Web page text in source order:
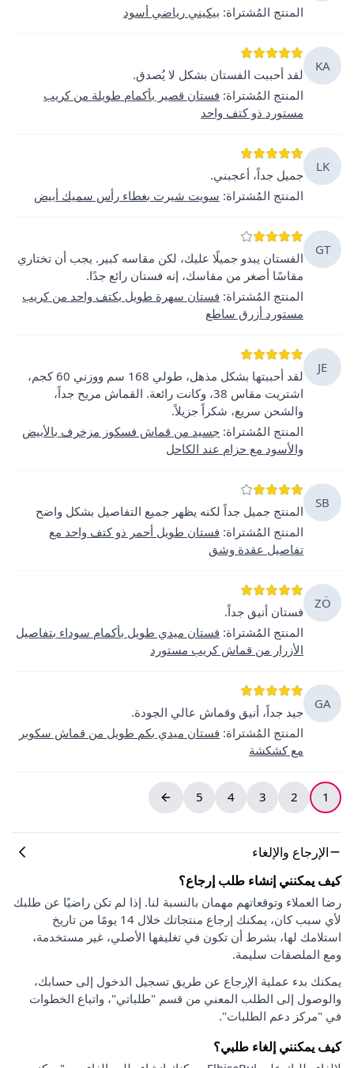
المنتج المُشتراة: بيكيني رياضي أسود
KA
لقد أحببت الفستان بشكل لا يُصدق.
المنتج المُشتراة: فستان قصير بأكمام طويلة من كريب
مستورد ذو كتف واحد
LK
جميل جداً، أعجبني.
المنتج المُشتراة: سويت شيرت بغطاء رأس سميك أبيض
GT
الفستان يبدو جميلًا عليك، لكن مقاسه كبير. يجب أن تختاري
مقاسًا أصغر من مقاسك، إنه فستان رائع جدًا.
المنتج المُشتراة: فستان سهرة طويل بكتف واحد من كريب
مستورد أزرق ساطع
JE
لقد أحببتها بشكل مذهل، طولي 168 سم ووزني 60 كجم،
اشتريت مقاس 38، وكانت رائعة. القماش مريح جداً،
والشحن سريع، شكراً جزيلاً.
المنتج المُشتراة: جسيد من قماش فسكوز مزخرف بالأبيض
والأسود مع حزام عند الكاحل
SB
المنتج جميل جداً لكنه يظهر جميع التفاصيل بشكل واضح
المنتج المُشتراة: فستان طويل أحمر ذو كتف واحد مع
تفاصيل عقدة وشق
ZÖ
فستان أنيق جداً.
المنتج المُشتراة: فستان ميدي طويل بأكمام سوداء بتفاصيل
الأزرار من قماش كريب مستورد
GA
جيد جداً، أنيق وقماش عالي الجودة.
المنتج المُشتراة: فستان ميدي بكم طويل من قماش سكوبر
مع كشكشة
1
2
3
4
5
الإرجاع والإلغاء
كيف يمكنني إنشاء طلب إرجاع؟
رضا العملاء وتوقعاتهم مهمان بالنسبة لنا. إذا لم تكن راضيًا عن طلبك
لأي سبب كان، يمكنك إرجاع منتجاتك خلال 14 يومًا من تاريخ
استلامك لها، بشرط أن تكون في تغليفها الأصلي، غير مستخدمة،
ومع الملصقات سليمة.
يمكنك بدء عملية الإرجاع عن طريق تسجيل الدخول إلى حسابك،
والوصول إلى الطلب المعني من قسم "طلباتي"، واتباع الخطوات
في "مركز دعم الطلبات".
كيف يمكنني إلغاء طلبي؟